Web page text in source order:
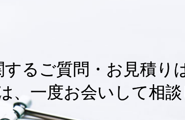
るご質問・お見積り
、一度お会いして相